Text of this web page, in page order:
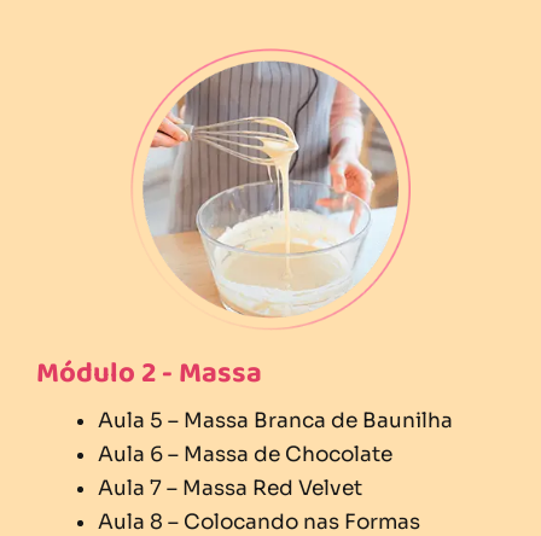
Módulo 2 - Massa
Aula 5 – Massa Branca de Baunilha
Aula 6 – Massa de Chocolate
Aula 7 – Massa Red Velvet
Aula 8 – Colocando nas Formas